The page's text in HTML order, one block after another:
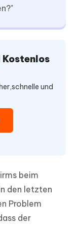
und
beim
den letzten
Problem
der